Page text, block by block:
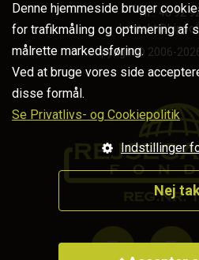
Tlf.: 40 92
Copyright© 2006-
 
Denne hjemmeside bruger
for trafikmåling og optimering af
målrette markedsføring.
Ved at bruge vores side
disse formål.
Se Privatlivs- og Cookiepolitik
Indstillinger
Nej